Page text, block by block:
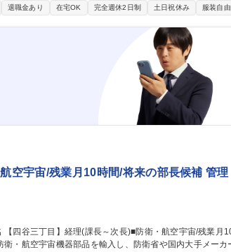
質面) ■工場の視察による現状把握 ■課題抽出から対策立案
退職金あり 在宅OK 完全週休2日制 土日祝休み 服装自由
空宇宙/残業月10時間/将来の部長候補 管理